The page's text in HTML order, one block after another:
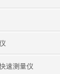
速测量仪